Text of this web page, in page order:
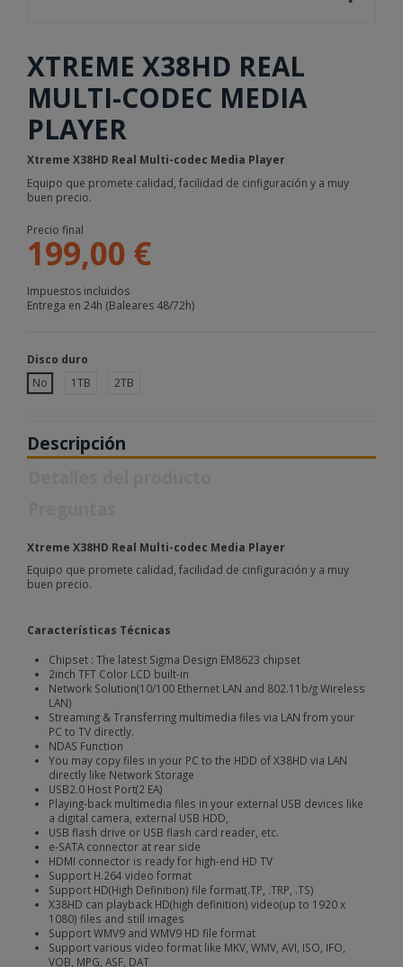
XTREME X38HD REAL
MULTI-CODEC MEDIA
PLAYER
Xtreme X38HD Real Multi-codec Media Player
Equipo que promete calidad, facilidad de cinfiguración y a muy
buen precio.
Precio final
199,00 €
Impuestos incluidos
Entrega en 24h (Baleares 48/72h)
Disco duro
No
1TB 2TB
Descripción
Xtreme X38HD Real Multi-codec Media Player
Equipo que promete calidad, facilidad de cinfiguración y a muy
buen precio.
Características Técnicas
Chipset : The latest Sigma Design EM8623 chipset
2inch TFT Color LCD built-in
Network Solution(10/100 Ethernet LAN and 802.11b/g Wireless
LAN)
Streaming & Transferring multimedia files via LAN from your
PC to TV directly.
NDAS Function
You may copy files in your PC to the HDD of X38HD via LAN
directly like Network Storage
USB2.0 Host Port(2 EA)
Playing-back multimedia files in your external USB devices like
a digital camera, external USB HDD,
USB flash drive or USB flash card reader, etc.
e-SATA connector at rear side
HDMI connector is ready for high-end HD TV
Support H.264 video format
Support HD(High Definition) file format(.TP, .TRP, .TS)
X38HD can playback HD(high definition) video(up to 1920 x
1080) files and still images
Support WMV9 and WMV9 HD file format
Support various video format like MKV, WMV, AVI, ISO, IFO,
VOB, MPG, ASF, DAT